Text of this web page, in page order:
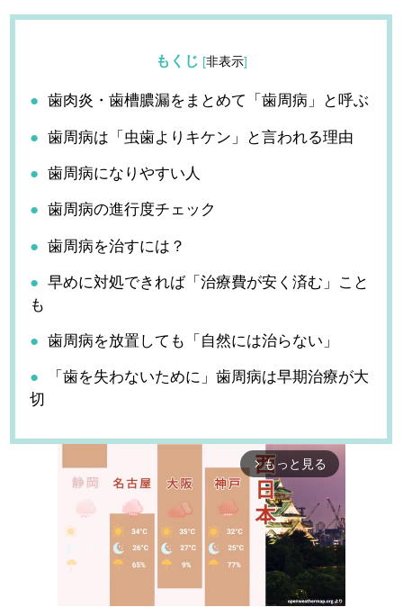
もくじ [非表示]
歯肉炎・歯槽膿漏をまとめて「歯周病」と呼ぶ
歯周病は「虫歯よりキケン」と言われる理由
歯周病になりやすい人
歯周病の進行度チェック
歯周病を治すには？
早めに対処できれば「治療費が安く済む」こと
も
歯周病を放置しても「自然には治らない」
「歯を失わないために」歯周病は早期治療が大
切
arrow_forward_ios もっと見る